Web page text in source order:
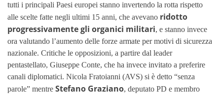
tutti i principali Paesi europei stanno invertendo la rotta rispetto
alle scelte fatte negli ultimi 15 anni, che avevano ridotto
progressivamente gli organici militari, e stanno invece
ora valutando l’aumento delle forze armate per motivi di sicurezza
nazionale. Critiche le opposizioni, a partire dal leader
pentastellato, Giuseppe Conte, che ha invece invitato a preferire
canali diplomatici. Nicola Fratoianni (AVS) si è detto “senza
parole” mentre Stefano Graziano, deputato PD e membro